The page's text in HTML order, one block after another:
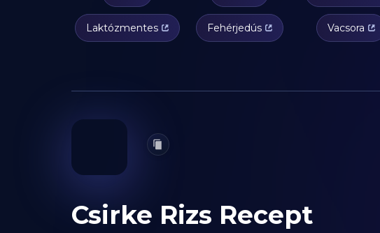
Laktózmentes Fehérjedús Vacsora
Csirke Rizs Recept